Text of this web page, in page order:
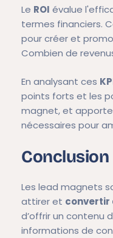
Le ROI évalue
termes financiers.
pour créer et
Combien de
En analysant ces
points forts et les
magnet, et
nécessaires pour
Conclusion
Les lead magnets
attirer et convertir
d’offrir un contenu
informations de